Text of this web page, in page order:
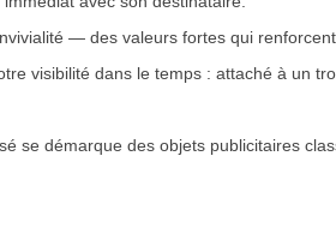
— des valeurs fortes qui
visibilité dans le temps : attaché à un
se démarque des objets publicitaires